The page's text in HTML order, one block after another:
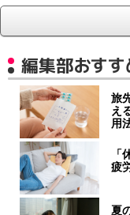
編集部おす
旅
え
用
疲
夏